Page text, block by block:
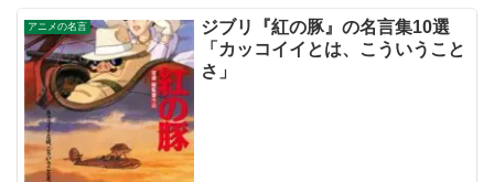
アニメの名言
ジブリ『紅の豚』の名言集10選
「カッコイイとは、こういうこと
さ」